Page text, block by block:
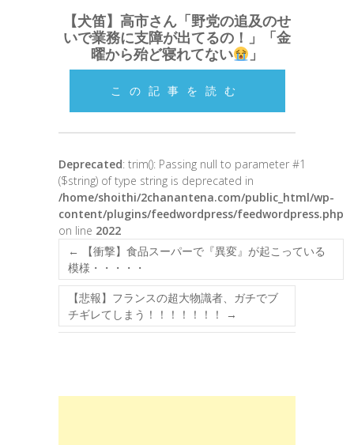
【犬笛】高市さん「野党の追及のせ
いで業務に支障が出てるの！」「金
曜から殆ど寝れてない
」
この記事を読む
Deprecated: trim(): Passing null to parameter #1
($string) of type string is deprecated in
/home/shoithi/2chanantena.com/public_html/wp-
content/plugins/feedwordpress/feedwordpress.php
on line 2022
←
【衝撃】食品スーパーで『異変』が起こっている
模様・・・・・
【悲報】フランスの超大物識者、ガチでブ
チギレてしまう！！！！！！！
→